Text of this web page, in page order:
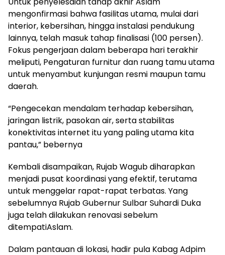
mengonfirmasi bahwa fasilitas utama, mulai dari
interior, kebersihan, hingga instalasi pendukung
lainnya, telah masuk tahap finalisasi (100 persen).
Fokus pengerjaan dalam beberapa hari terakhir
meliputi, Pengaturan furnitur dan ruang tamu utama
untuk menyambut kunjungan resmi maupun tamu
daerah.
“Pengecekan mendalam terhadap kebersihan,
jaringan listrik, pasokan air, serta stabilitas
konektivitas internet itu yang paling utama kita
pantau,” bebernya
Kembali disampaikan, Rujab Wagub diharapkan
menjadi pusat koordinasi yang efektif, terutama
untuk menggelar rapat-rapat terbatas. Yang
sebelumnya Rujab Gubernur Sulbar Suhardi Duka
juga telah dilakukan renovasi sebelum
ditempatiAslam.
Dalam pantauan di lokasi, hadir pula Kabag Adpim